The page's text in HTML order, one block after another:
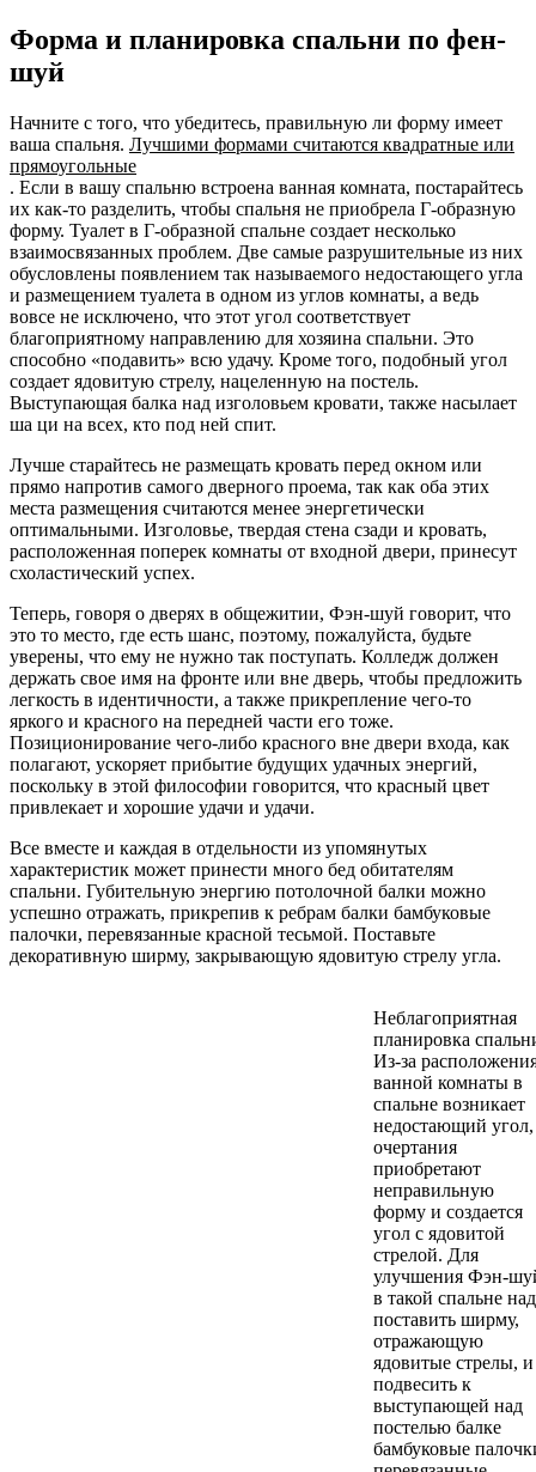
Форма и планировка спальни по фен-
шуй
Начните с того, что убедитесь, правильную ли форму имеет
ваша спальня. Лучшими формами считаются квадратные или
прямоугольные
. Если в вашу спальню встроена ванная комната, постарайтесь
их как-то разделить, чтобы спальня не приобрела Г-образную
форму. Туалет в Г-образной спальне создает несколько
взаимосвязанных проблем. Две самые разрушительные из них
обусловлены появлением так называемого недостающего угла
и размещением туалета в одном из углов комнаты, а ведь
вовсе не исключено, что этот угол соответствует
благоприятному направлению для хозяина спальни. Это
способно «подавить» всю удачу. Кроме того, подобный угол
создает ядовитую стрелу, нацеленную на постель.
Выступающая балка над изголовьем кровати, также насылает
ша ци на всех, кто под ней спит.
Лучше старайтесь не размещать кровать перед окном или
прямо напротив самого дверного проема, так как оба этих
места размещения считаются менее энергетически
оптимальными. Изголовье, твердая стена сзади и кровать,
расположенная поперек комнаты от входной двери, принесут
схоластический успех.
Теперь, говоря о дверях в общежитии, Фэн-шуй говорит, что
это то место, где есть шанс, поэтому, пожалуйста, будьте
уверены, что ему не нужно так поступать. Колледж должен
держать свое имя на фронте или вне дверь, чтобы предложить
легкость в идентичности, а также прикрепление чего-то
яркого и красного на передней части его тоже.
Позиционирование чего-либо красного вне двери входа, как
полагают, ускоряет прибытие будущих удачных энергий,
поскольку в этой философии говорится, что красный цвет
привлекает и хорошие удачи и удачи.
Все вместе и каждая в отдельности из упомянутых
характеристик может принести много бед обитателям
спальни. Губительную энергию потолочной балки можно
успешно отражать, прикрепив к ребрам балки бамбуковые
палочки, перевязанные красной тесьмой. Поставьте
декоративную ширму, закрывающую ядовитую стрелу угла.
Неблагоприятная
планировка
Из-за
ванной комнаты в
спальне возникает
недостающий угол,
очертания
приобретают
неправильную
форму и создается
угол с ядовитой
стрелой. Для
улучшения Фэн-
в такой спальне
поставить ширму,
отражающую
ядовитые стрелы, и
подвесить к
выступающей над
постелью балке
бамбуковые